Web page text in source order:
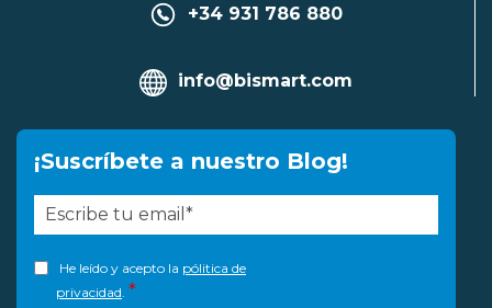
+34 931 786 880
info@bismart.com
¡Suscríbete a nuestro Blog!
He leído y acepto la pólitica de
privacidad *